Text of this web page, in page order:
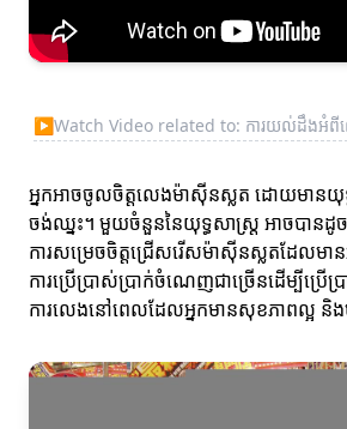
▶Watch Video related to: ការយល់ដឹងអំពីល
អ្នកអាចចូលចិត្តលេងម៉ាស៊ីនស្លត ដោយមានយុ
ចង់ឈ្នះ។ មួយចំនួននៃយុទ្ធសាស្ត្រ អាចបានដូ
ការសម្រេចចិត្តជ្រើសរើសម៉ាស៊ីនស្លតដែលមាន
ការប្រើប្រាស់ប្រាក់ចំណេញជាច្រើនដើម្បីប្រើ
ការលេងនៅពេលដែលអ្នកមានសុខភាពល្អ និង